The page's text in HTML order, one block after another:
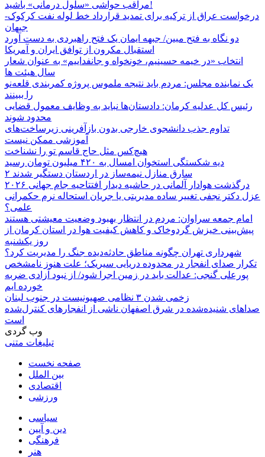
مراقب حواشی «سلول درمانی» باشید!
درخواست عراق از ترکیه برای تمدید قرارداد خط لوله نفت کرکوک-
جیهان
دو نگاه به فتح مبین/ جبهه ایمان یک فتح راهبردی به دست آورد
استقبال مکرون از توافق ایران و آمریکا
انتخاب «در خیمه حسینیم، خونخواه و جانفداییم» به عنوان شعار
سال هیئت ها
یک نماینده مجلس: مردم باید نتیجه ملموس پروژه کمربندی قلعه‌نو
را ببینند
رئیس کل عدلیه کرمان: دادستان‌ها نباید به وظایف معمول قضایی
محدود شوند
تداوم جذب دانشجوی خارجی بدون بازآفرینی زیرساخت‌های
آموزشی ممکن نیست
هیچ‌کس مثل حاج قاسم تو را نشناخت
دیه شکستگی استخوان امسال به ۴۲۰ میلیون تومان رسید
۲ سارق منازل نیمه‌ساز در اردستان دستگیر شدند
درگذشت هوادار آلمانی در حاشیه دیدار افتتاحیه جام جهانی ۲۰۲۶
عزل دکتر نجفی تغییر ساده مدیریتی یا جریان استحاله نرم حکمرانی
علمی؟
امام جمعه سراوان: مردم در انتظار بهبود وضعیت معیشتی هستند
پیش‌بینی خیزش گردوخاک و کاهش کیفیت هوا در استان کرمان از
روز یکشنبه
شهرداری تهران چگونه مناطق حادثه‌دیده جنگ را مدیریت کرد؟
تکرار صدای انفجار در محدوده دریایی سیریک؛ علت هنوز نامشخص
پورعلی گنجی: عدالت باید در زمین اجرا شود/ از نبود آزادی ضربه
خورده ایم
زخمی شدن ۳ نظامی صهیونیست در جنوب لبنان
صداهای شنیده‌شده در شرق اصفهان ناشی از انفجارهای کنترل‌شده
است
وب گردی
تبلیغات متنی
صفحه نخست
بین الملل
اقتصادی
ورزشی
سیاسی
دین و آیین
فرهنگی
هنر